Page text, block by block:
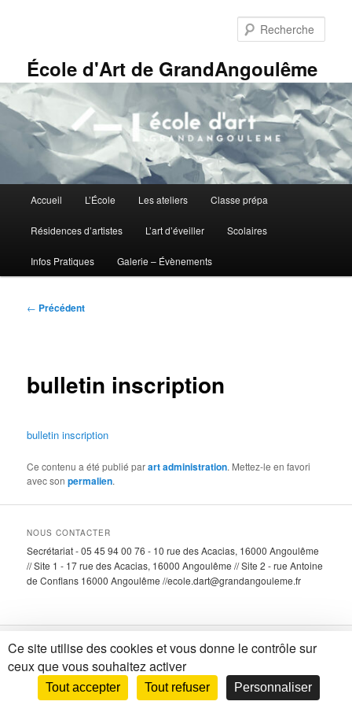
principalÉcole d'Art de GrandAngoulême
principal
Accueil L’École Les ateliers Classe prépa
Résidences d’artistes L’art d’éveiller Scolaires
Infos Pratiques Galerie – Évènements
Navigation
← Précédent
bulletin inscription
bulletin inscription
Ce contenu a été publié parart administration. Mettez-le en favori
avec sonpermalien.
NOUS CONTACTER
Secrétariat - 05 45 94 00 76 - 10 rue des Acacias, 16000 Angoulême
// Site 1 - 17 rue des Acacias, 16000 Angoulême // Site 2 - rue Antoine
de Conflans 16000 Angoulême //ecole.dart@grandangouleme.fr
Fièrement propulsé par WordPress
Ce site utilise des cookies et vous donne le contrôle sur
ceux que vous souhaitez activer
Tout accepter Tout refuser Personnaliser